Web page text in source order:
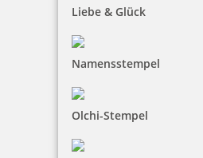
Liebe & Glück
Namensstempel
Olchi-Stempel